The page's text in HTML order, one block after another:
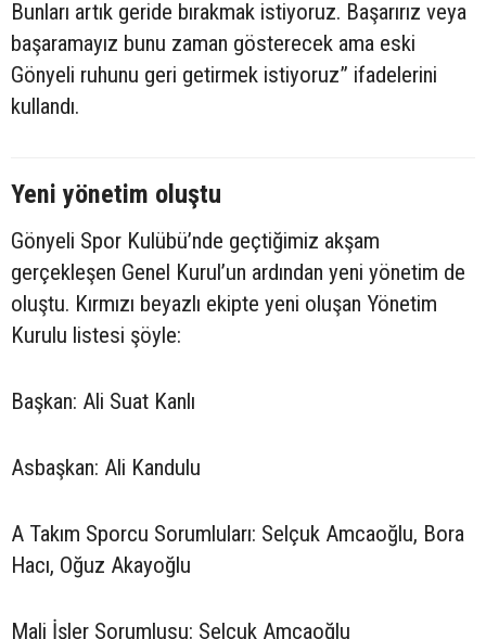
Bunları artık geride bırakmak istiyoruz. Başarırız veya
başaramayız bunu zaman gösterecek ama eski
Gönyeli ruhunu geri getirmek istiyoruz” ifadelerini
kullandı.
Yeni yönetim oluştu
Gönyeli Spor Kulübü’nde geçtiğimiz akşam
gerçekleşen Genel Kurul’un ardından yeni yönetim de
oluştu. Kırmızı beyazlı ekipte yeni oluşan Yönetim
Kurulu listesi şöyle:
Başkan: Ali Suat Kanlı
Asbaşkan: Ali Kandulu
A Takım Sporcu Sorumluları: Selçuk Amcaoğlu, Bora
Hacı, Oğuz Akayoğlu
Mali İşler Sorumlusu: Selçuk Amcaoğlu